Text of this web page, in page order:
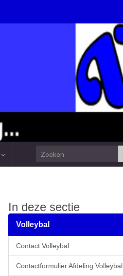
Search for:
In deze sectie
Volleybal
Contact Volleybal
Contactformulier Afdeling Volleybal